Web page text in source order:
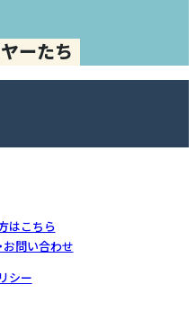
ーたち
はこちら
お問い合わせ
シー